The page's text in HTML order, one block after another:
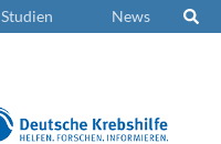
Studien News